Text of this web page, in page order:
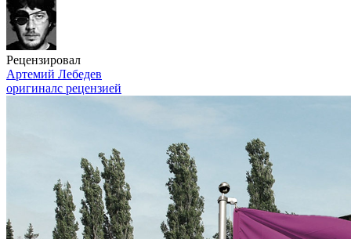
Рецензировал
Артемий Лебедев
оригиналс рецензией